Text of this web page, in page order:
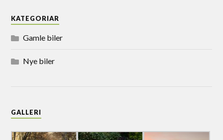
KATEGORIAR
Gamle biler
Nye biler
GALLERI